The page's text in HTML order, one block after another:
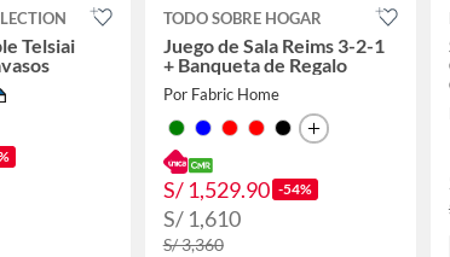
Telsiai
TODO SOBRE HOGAR
Juego de Sala Reims 3-2-1
+ Banqueta de Regalo
Por Fabric Home
S/ 1,529.90 -54%
S/ 1,610
S/ 3,360